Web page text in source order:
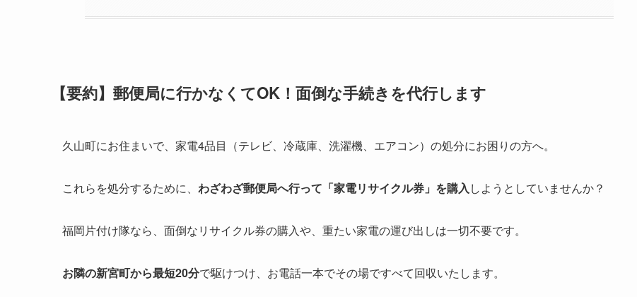
【要約】郵便局に行かなくてOK！面倒な手続きを代行します
久山町にお住まいで、家電4品目（テレビ、冷蔵庫、洗濯機、エアコン）の処分にお困りの方へ。
これらを処分するために、 わざわざ郵便局へ行って「家電リサイクル券」を購入しようとしていませんか？
福岡片付け隊なら、面倒なリサイクル券の購入や、重たい家電の運び出しは一切不要です。
お隣の新宮町から最短20分で駆けつけ、お電話一本でその場ですべて回収いたします。